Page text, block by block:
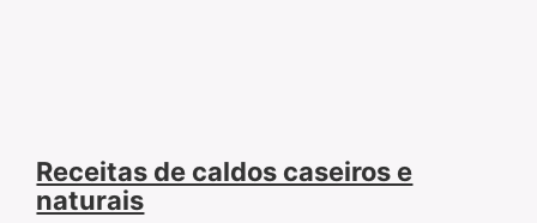
Receitas de caldos caseiros e
naturais